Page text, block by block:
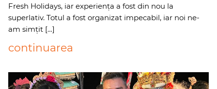
Fresh Holidays, iar experiența a fost din nou la
superlativ. Totul a fost organizat impecabil, iar noi ne-
am simțit […]
continuarea